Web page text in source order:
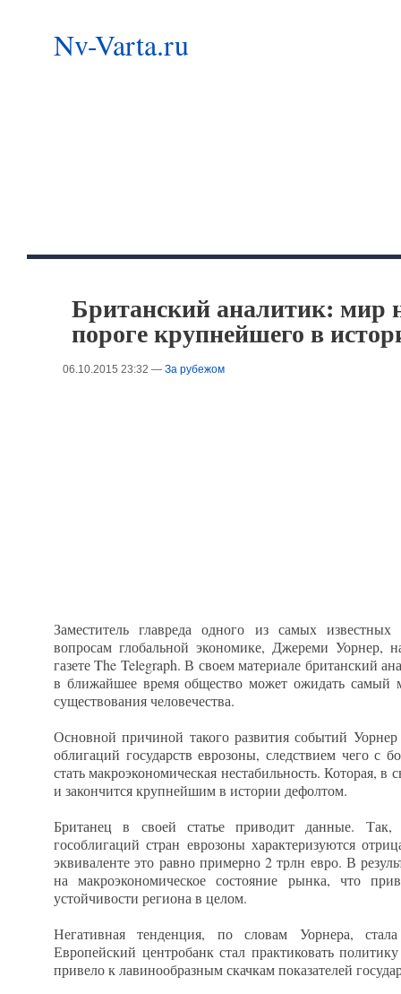
Nv-Varta.ru
Британский аналитик: мир
пороге крупнейшего в
06.10.2015 23:32 — За рубежом
Заместитель главреда одного из самых
вопросам глобальной экономике, Джереми Уорнер,
газете The Telegraph. В своем материале британский
в ближайшее время общество может ожидать самый
существования человечества.
Основной причиной такого развития событий
облигаций государств еврозоны, следствием чего с
стать макроэкономическая нестабильность. Которая, в
и закончится крупнейшим в истории дефолтом.
Британец в своей статье приводит данные.
гособлигаций стран еврозоны характеризуются
эквиваленте это равно примерно 2 трлн евро. В
на макроэкономическое состояние рынка, что
устойчивости региона в целом.
Негативная тенденция, по словам Уорнера,
Европейский центробанк стал практиковать
привело к лавинообразным скачкам показателей